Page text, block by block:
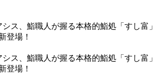
ス、鮨職人が握る本格的鮨処「すし富」
登場！
ス、鮨職人が握る本格的鮨処「すし富」
登場！